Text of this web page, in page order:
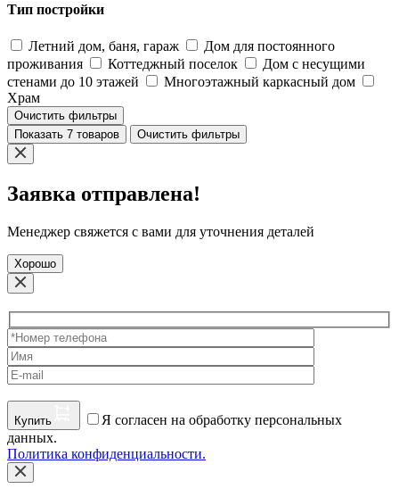
Тип постройки
Летний дом, баня, гараж
Дом для постоянного
проживания
Коттеджный поселок
Дом с несущими
стенами до 10 этажей
Многоэтажный каркасный дом
Храм
Очистить фильтры
Показать 7 товаров
Очистить фильтры
Заявка отправлена!
Менеджер свяжется с вами для уточнения деталей
Хорошо
Купить
Я согласен на обработку персональных
данных.
Политика конфиденциальности.